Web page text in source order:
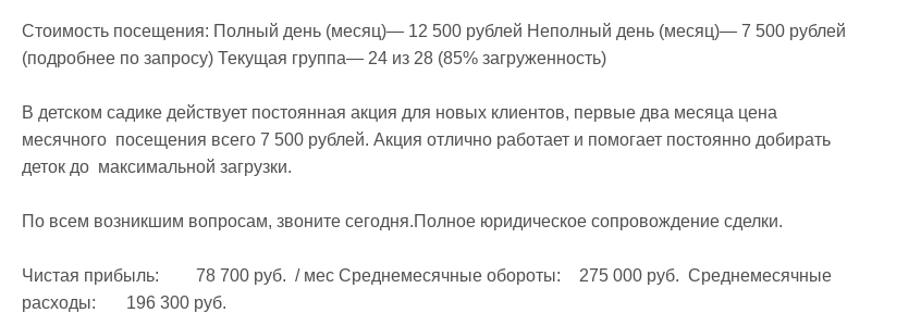
Стоимость посещения: Полный день (месяц)— 12 500 рублей Неполный день (месяц)— 7 500 рублей
(подробнее по запросу) Текущая группа— 24 из 28 (85% загруженность)
В детском садике действует постоянная акция для новых клиентов, первые два месяца цена
месячного  посещения всего 7 500 рублей. Акция отлично работает и помогает постоянно добирать
деток до  максимальной загрузки.
По всем возникшим вопросам, звоните сегодня.Полное юридическое сопровождение сделки.
Чистая прибыль: 	78 700 руб.  / мес Среднемесячные обороты:	275 000 руб.  Среднемесячные
расходы:	196 300 руб.